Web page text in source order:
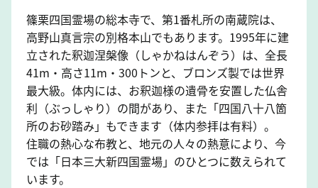
篠栗四国霊場の総本寺で、第1番札所の南蔵院は、
高野山真言宗の別格本山でもあります。1995年に建
立された釈迦涅槃像（しゃかねはんぞう）は、全長
41m・高さ11m・300トンと、ブロンズ製では世界
最大級。体内には、お釈迦様の遺骨を安置した仏舎
利（ぶっしゃり）の間があり、また「四国八十八箇
所のお砂踏み」もできます（体内参拝は有料）。
住職の熱心な布教と、地元の人々の熱意により、今
では「日本三大新四国霊場」のひとつに数えられて
います。